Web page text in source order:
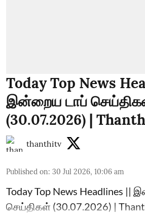
Today Top News
இன்றைய டாப்
(30.07.2026) |
thanthitv
Published on: 30 Jul 2026, 10:06 am
Today Top News Headlines ||
செய்திகள் (30.07.2026) |